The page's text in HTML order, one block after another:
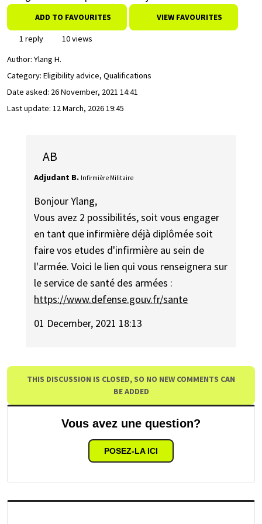
ADD TO FAVOURITES VIEW FAVOURITES
1 reply
10 views
Author: Ylang H.
Category: Eligibility advice, Qualifications
Date asked: 26 November, 2021 14:41
Last update: 12 March, 2026 19:45
AB
Adjudant B. Infirmière Militaire
Bonjour Ylang,
Vous avez 2 possibilités, soit vous engager
en tant que infirmière déjà diplômée soit
faire vos etudes d'infirmière au sein de
l'armée. Voici le lien qui vous renseignera sur
le service de santé des armées :
https://www.defense.gouv.fr/sante
01 December, 2021 18:13
THIS DISCUSSION IS CLOSED, SO NO NEW COMMENTS CAN
BE ADDED
Vous avez une question?
POSEZ-LA ICI